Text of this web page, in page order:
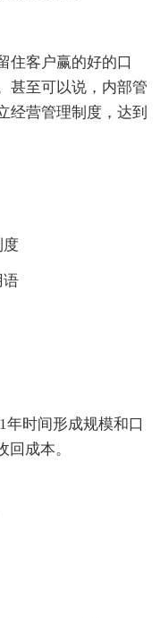
住客户赢的好的口
甚至可以说，内部管
经营管理制度，达到
度
语
年时间形成规模和口
成本。